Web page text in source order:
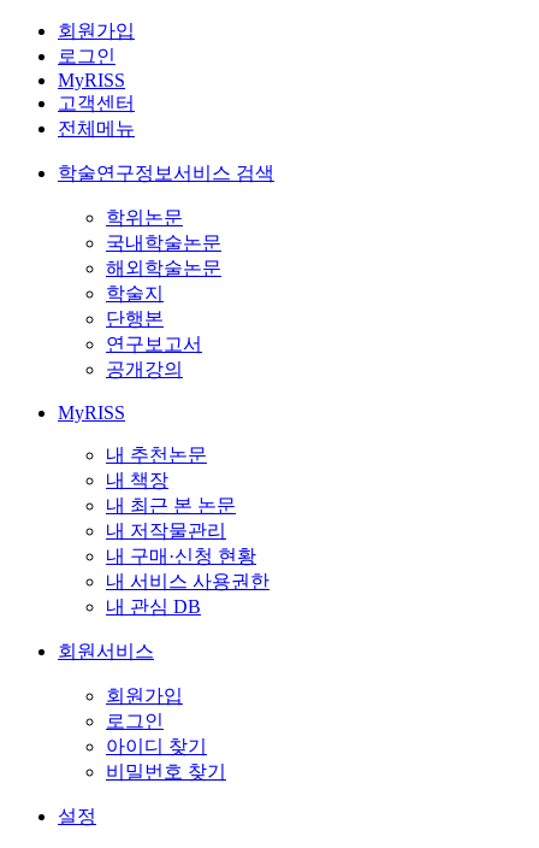
회원가입
로그인
MyRISS
고객센터
전체메뉴
학술연구정보서비스 검색
학위논문
국내학술논문
해외학술논문
학술지
단행본
연구보고서
공개강의
MyRISS
내 추천논문
내 책장
내 최근 본 논문
내 저작물관리
내 구매·신청 현황
내 서비스 사용권한
내 관심 DB
회원서비스
회원가입
로그인
아이디 찾기
비밀번호 찾기
설정